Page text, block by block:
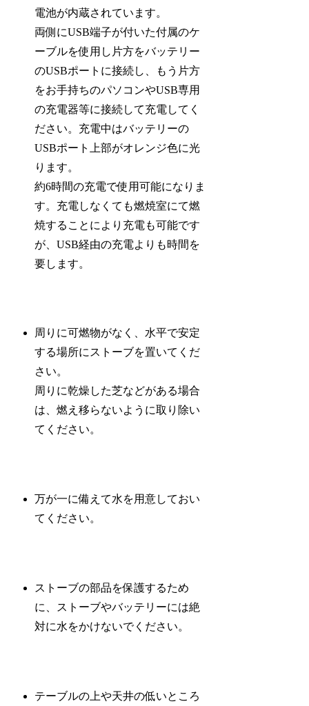
電池が内蔵されています。
両側にUSB端子が付いた付属のケ
ーブルを使用し片方をバッテリー
のUSBポートに接続し、もう片方
をお手持ちのパソコンやUSB専用
の充電器等に接続して充電してく
ださい。充電中はバッテリーの
USBポート上部がオレンジ色に光
ります。
約6時間の充電で使用可能になりま
す。充電しなくても燃焼室にて燃
焼することにより充電も可能です
が、USB経由の充電よりも時間を
要します。
周りに可燃物がなく、水平で安定
する場所にストーブを置いてくだ
さい。
周りに乾燥した芝などがある場合
は、燃え移らないように取り除い
てください。
万が一に備えて水を用意しておい
てください。
ストーブの部品を保護するため
に、ストーブやバッテリーには絶
対に水をかけないでください。
テーブルの上や天井の低いところ